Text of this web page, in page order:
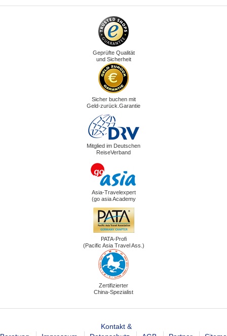
Geprüfte Qualität
und Sicherheit
Sicher buchen mit
Geld-zurück.Garantie
Mitglied im Deutschen
ReiseVerband
Asia-Travelexpert
(go asia Academy
PATA-Profi
(Pacific Asia Travel Ass.)
Zertifizierter
China-Spezialist
Kontakt &